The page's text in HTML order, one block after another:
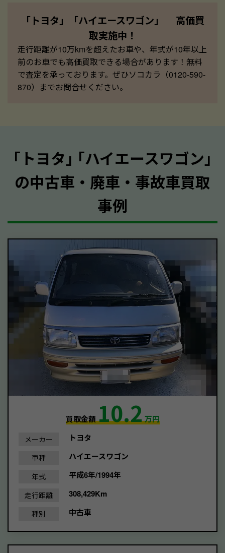
「トヨタ」「ハイエースワゴン」 高価買
取実施中！
走行距離が10万kmを超えたお車や、年式が10年以上
前のお車でも高価買取できる場合があります！無料
で査定を承っております。ぜひソコカラ（0120-590-
870）までお問合せください。
｢トヨタ｣ ｢ハイエースワゴン｣
の中古車・廃車・事故車買取
事例
買取金額10.2万円
メーカー トヨタ
車種 ハイエースワゴン
年式 平成6年/1994年
走行距離 308,429Km
種別 中古車